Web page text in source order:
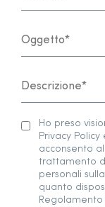
Ho preso
Privacy Policy
acconsento al
trattamento
personali
quanto
Regolamento